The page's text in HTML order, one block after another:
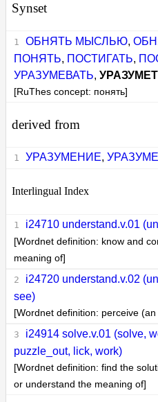
Synset
ОБНЯТЬ МЫСЛЬЮ,
ПОНЯТЬ, ПОСТИГАТЬ,
УРАЗУМЕВАТЬ,
[RuThes concept: понять]
derived from
УРАЗУМЕНИЕ,
Interlingual Index
i24710 understand.v.01
[Wordnet definition: know and
meaning of]
i24720 understand.v.02
see)
[Wordnet definition: perceive
i24914 solve.v.01 (solve,
puzzle_out, lick, work)
[Wordnet definition: find the
or understand the meaning of]